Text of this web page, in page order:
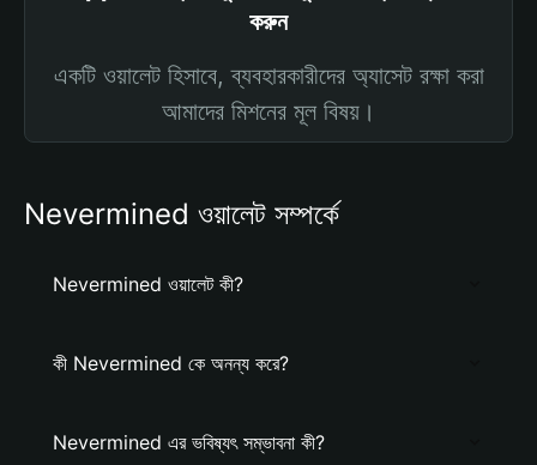
করুন
একটি ওয়ালেট হিসাবে, ব্যবহারকারীদের অ্যাসেট রক্ষা করা
আমাদের মিশনের মূল বিষয়।
Nevermined ওয়ালেট সম্পর্কে
Nevermined ওয়ালেট কী?
কী Nevermined কে অনন্য করে?
Nevermined এর ভবিষ্যৎ সম্ভাবনা কী?